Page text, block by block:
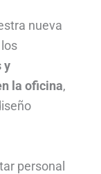
nueva
y
la oficina,
personal